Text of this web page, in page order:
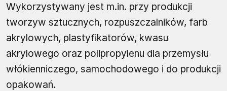
Wykorzystywany jest m.in. przy produkcji
tworzyw sztucznych, rozpuszczalników, farb
akrylowych, plastyfikatorów, kwasu
akrylowego oraz polipropylenu dla przemysłu
włókienniczego, samochodowego i do produkcji
opakowań.